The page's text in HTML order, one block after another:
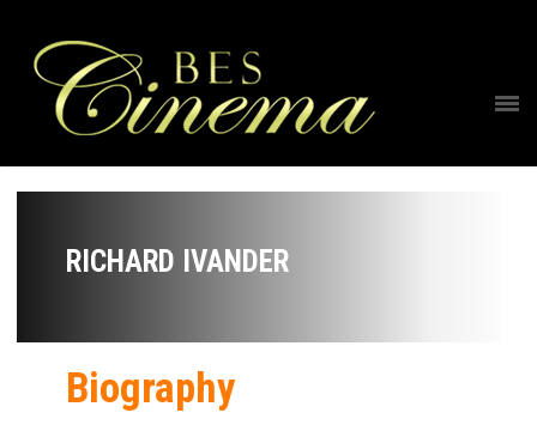
RICHARD IVANDER
Biography